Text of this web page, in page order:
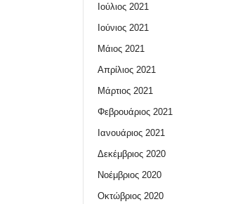
Ιούλιος 2021
Ιούνιος 2021
Μάιος 2021
Απρίλιος 2021
Μάρτιος 2021
Φεβρουάριος 2021
Ιανουάριος 2021
Δεκέμβριος 2020
Νοέμβριος 2020
Οκτώβριος 2020